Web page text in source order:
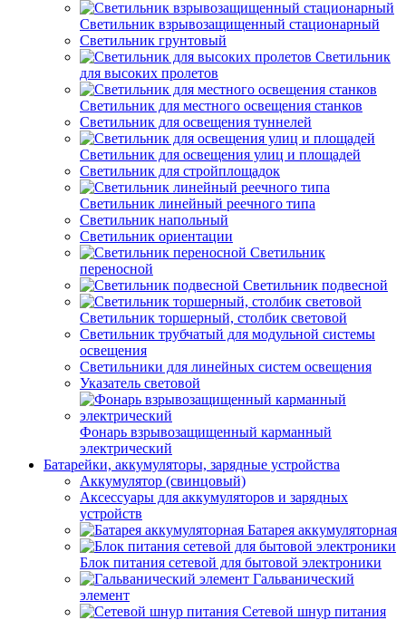
Светильник взрывозащищенный стационарный
Светильник грунтовый
Светильник
для высоких пролетов
Светильник для местного освещения станков
Светильник для освещения туннелей
Светильник для освещения улиц и площадей
Светильник для стройплощадок
Светильник линейный реечного типа
Светильник напольный
Светильник ориентации
Светильник
переносной
Светильник подвесной
Светильник торшерный, столбик световой
Светильник трубчатый для модульной системы
освещения
Светильники для линейных систем освещения
Указатель световой
Фонарь взрывозащищенный карманный
электрический
Батарейки, аккумуляторы, зарядные устройства
Аккумулятор (свинцовый)
Аксессуары для аккумуляторов и зарядных
устройств
Батарея аккумуляторная
Блок питания сетевой для бытовой электроники
Гальванический
элемент
Сетевой шнур питания